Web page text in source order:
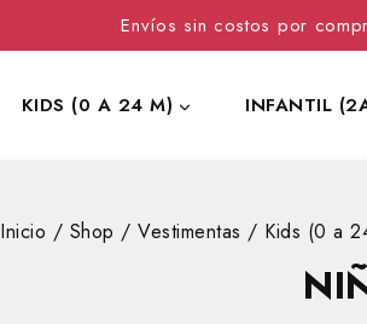
Envíos sin costos por
KIDS (0 A 24 M) INFANTIL
Inicio / Shop / Vestimentas / Kids (0 a